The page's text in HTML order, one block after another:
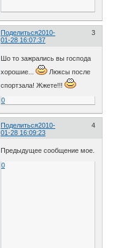
Поделиться 3
2010-
01-28 16:07:37
Шо то зажрались вы господа
хорошие...
Люксы после
спортзала! Жжете!!!
0
Поделиться 4
2010-
01-28 16:09:23
Предыдущее сообщение мое.
0